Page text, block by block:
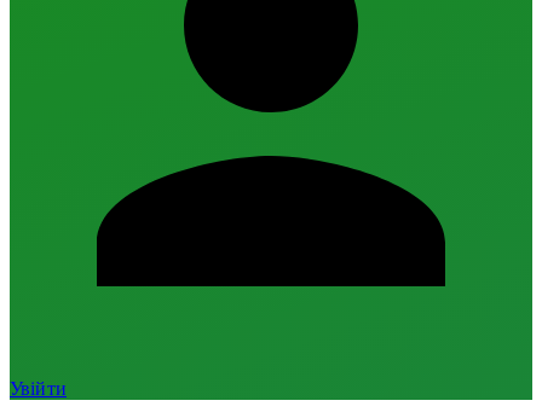
Увійти